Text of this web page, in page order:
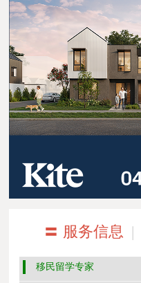
〓 服务信息 |
移民留学专家